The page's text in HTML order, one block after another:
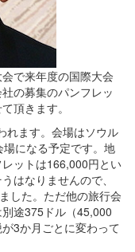
で来年度の国際大会
の募集のパンフレッ
頂きます。
れます。会場はソウル
になる予定です。地
ットは166,000円とい
はなりませんので、
した。ただ他の旅行会
途375ドル（45,000
3か月ごとに変わって